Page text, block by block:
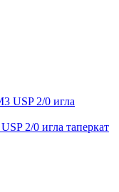
2/0 игла таперкат